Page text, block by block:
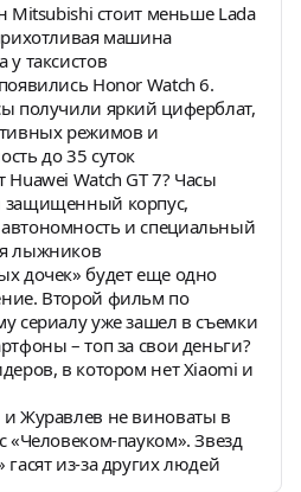
Mitsubishi стоит меньше Lada
машина
у таксистов
Honor Watch 6.
получили яркий циферблат,
режимов и
до 35 суток
Huawei Watch GT 7? Часы
защищенный корпус,
и специальный
лыжников
дочек» будет еще одно
Второй фильм по
сериалу уже зашел в съемки
– топ за свои деньги?
в котором нет Xiaomi и
Журавлев не виноваты в
«Человеком-пауком». Звезд
гасят из-за других людей